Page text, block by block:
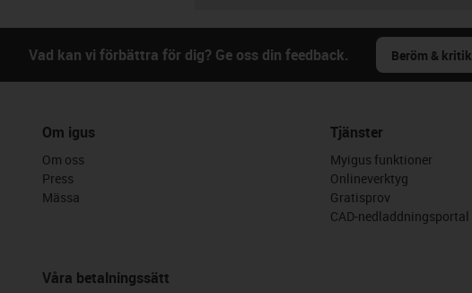
Vad kan vi förbättra för dig? Ge oss din feedback. Beröm & kritik
Om igus
Om oss
Press
Mässa
Våra betalningssätt
Tjänster
Myigus funktioner
Onlineverktyg
Gratisprov
CAD-nedladdningsportal